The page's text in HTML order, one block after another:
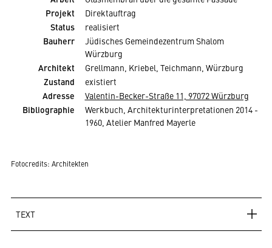
Projekt
Direktauftrag
Status
realisiert
Bauherr
Jüdisches Gemeindezentrum Shalom
Würzburg
Architekt
Grellmann, Kriebel, Teichmann, Würzburg
Zustand
existiert
Adresse
Valentin-Becker-Straße 11, 97072 Würzburg
Bibliographie
Werkbuch, Architekturinterpretationen 2014 -
1960, Atelier Manfred Mayerle
Fotocredits: Architekten
TEXT